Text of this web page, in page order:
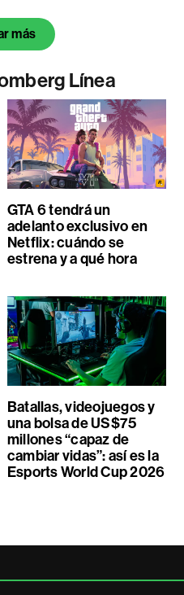
más
Línea
GTA 6 tendrá un
adelanto exclusivo en
Netflix: cuándo se
estrena y a qué hora
Batallas, videojuegos y
una bolsa de US$75
millones “capaz de
cambiar vidas”: así es la
Esports World Cup 2026